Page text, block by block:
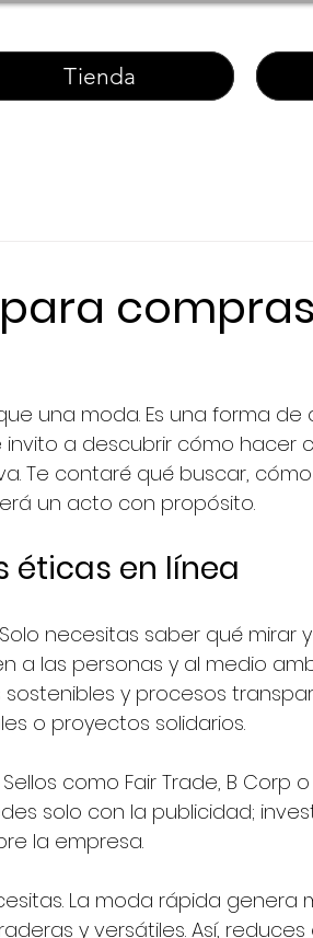
Tienda
una moda. Es una forma de
invito a descubrir cómo hacer
Te contaré qué buscar,
un acto con propósito.
éticas en línea
necesitas saber qué mirar
a las personas y al medio
y procesos
o proyectos solidarios.
como Fair Trade, B Corp
solo con la publicidad;
la empresa.
La moda rápida genera
y versátiles. Así,